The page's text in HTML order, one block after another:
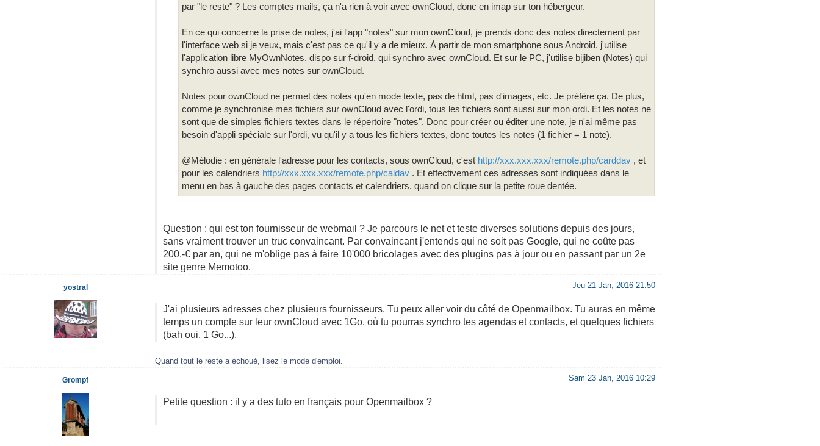
par "le reste" ? Les comptes mails, ça n'a rien à voir avec ownCloud, donc en imap sur ton hébergeur.
En ce qui concerne la prise de notes, j'ai l'app "notes" sur mon ownCloud, je prends donc des notes directement par
l'interface web si je veux, mais c'est pas ce qu'il y a de mieux. À partir de mon smartphone sous Android, j'utilise
l'application libre MyOwnNotes, dispo sur f-droid, qui synchro avec ownCloud. Et sur le PC, j'utilise bijiben (Notes) qui
synchro aussi avec mes notes sur ownCloud.
Notes pour ownCloud ne permet des notes qu'en mode texte, pas de html, pas d'images, etc. Je préfère ça. De plus,
comme je synchronise mes fichiers sur ownCloud avec l'ordi, tous les fichiers sont aussi sur mon ordi. Et les notes ne
sont que de simples fichiers textes dans le répertoire "notes". Donc pour créer ou éditer une note, je n'ai même pas
besoin d'appli spéciale sur l'ordi, vu qu'il y a tous les fichiers textes, donc toutes les notes (1 fichier = 1 note).
@Mélodie : en générale l'adresse pour les contacts, sous ownCloud, c'est http://xxx.xxx.xxx/remote.php/carddav, et
pour les calendriers http://xxx.xxx.xxx/remote.php/caldav. Et effectivement ces adresses sont indiquées dans le
menu en bas à gauche des pages contacts et calendriers, quand on clique sur la petite roue dentée.
Question : qui est ton fournisseur de webmail ? Je parcours le net et teste diverses solutions depuis des jours,
sans vraiment trouver un truc convaincant. Par convaincant j'entends qui ne soit pas Google, qui ne coûte pas
200.-€ par an, qui ne m'oblige pas à faire 10'000 bricolages avec des plugins pas à jour ou en passant par un 2e
site genre Memotoo.
Jeu 21 Jan, 2016 21:50
J'ai plusieurs adresses chez plusieurs fournisseurs. Tu peux aller voir du côté de Openmailbox. Tu auras en même
temps un compte sur leur ownCloud avec 1Go, où tu pourras synchro tes agendas et contacts, et quelques fichiers
(bah oui, 1 Go...).
Quand tout le reste a échoué, lisez le mode d'emploi.
yostral
Sam 23 Jan, 2016 10:29
Petite question : il y a des tuto en français pour Openmailbox ?
Grompf